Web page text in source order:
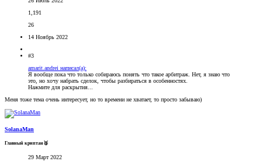
1,191
26
14 Ноябрь 2022
#3
amarit.andrei написал(а):
Я вообще пока что только собираюсь понять что такое арбитраж. Нет, я знаю что
это, но хочу набрать сделок, чтобы разбираться в особенностях.
Нажмите для раскрытия...
Меня тоже тема очень интересует, но то времени не хватает, то просто забываю)
SolanaMan
Главный криптан🥈
29 Март 2022